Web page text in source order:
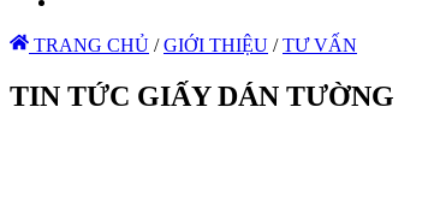
TRANG CHỦ / GIỚI THIỆU / TƯ VẤN
TIN TỨC GIẤY DÁN TƯỜNG